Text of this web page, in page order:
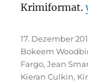
Krimiformat.
Veröffentlicht
am
17. Dezember
Bokeem
Fargo,Jean
Kieran Culkin,